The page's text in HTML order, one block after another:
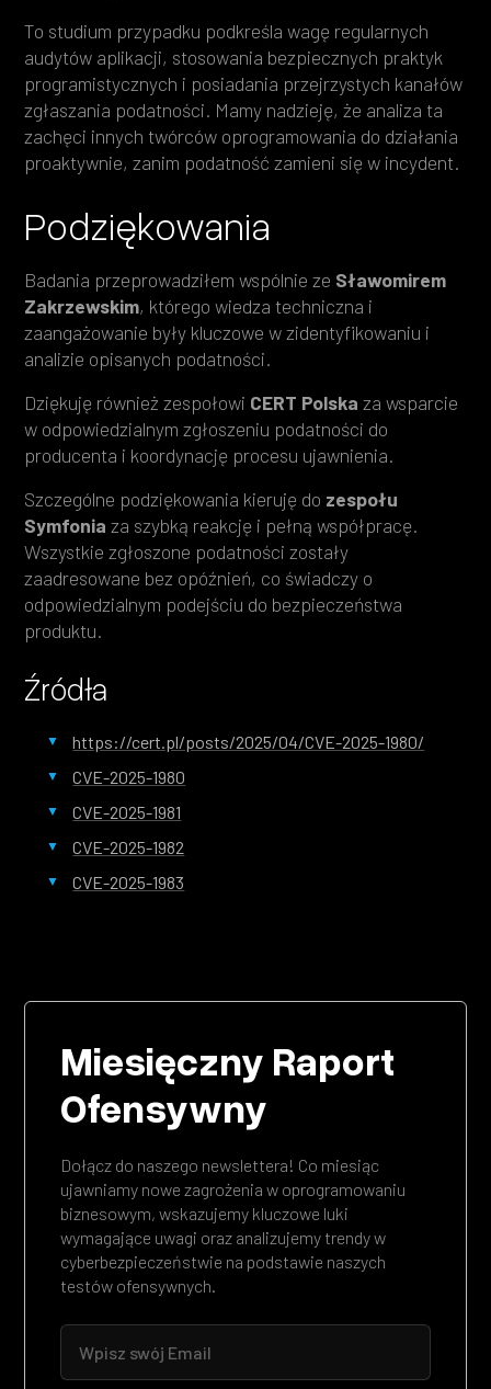
To studium przypadku podkreśla wagę regularnych
audytów aplikacji, stosowania bezpiecznych praktyk
programistycznych i posiadania przejrzystych kanałów
zgłaszania podatności. Mamy nadzieję, że analiza ta
zachęci innych twórców oprogramowania do działania
proaktywnie, zanim podatność zamieni się w incydent.
Podziękowania
Badania przeprowadziłem wspólnie ze Sławomirem
Zakrzewskim, którego wiedza techniczna i
zaangażowanie były kluczowe w zidentyfikowaniu i
analizie opisanych podatności.
Dziękuję również zespołowi CERT Polska za wsparcie
w odpowiedzialnym zgłoszeniu podatności do
producenta i koordynację procesu ujawnienia.
Szczególne podziękowania kieruję do zespołu
Symfonia za szybką reakcję i pełną współpracę.
Wszystkie zgłoszone podatności zostały
zaadresowane bez opóźnień, co świadczy o
odpowiedzialnym podejściu do bezpieczeństwa
produktu.
Źródła
https://cert.pl/posts/2025/04/CVE-2025-1980/
CVE-2025-1980
CVE-2025-1981
CVE-2025-1982
CVE-2025-1983
Miesięczny Raport
Ofensywny
Dołącz do naszego newslettera! Co miesiąc
ujawniamy nowe zagrożenia w oprogramowaniu
biznesowym, wskazujemy kluczowe luki
wymagające uwagi oraz analizujemy trendy w
cyberbezpieczeństwie na podstawie naszych
testów ofensywnych.